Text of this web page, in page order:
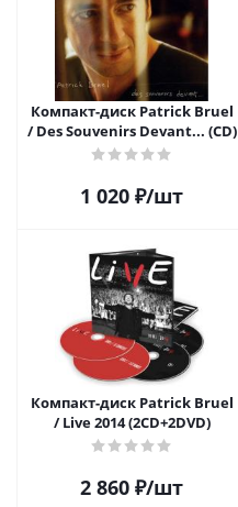
Компакт-диск Patrick Bruel
/ Des Souvenirs Devant... (CD)
1 020 ₽/шт
Компакт-диск Patrick Bruel
/ Live 2014 (2CD+2DVD)
2 860 ₽/шт